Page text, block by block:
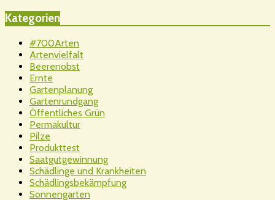
Kategorien
#700Arten
Artenvielfalt
Beerenobst
Ernte
Gartenplanung
Gartenrundgang
Öffentliches Grün
Permakultur
Pilze
Produkttest
Saatgutgewinnung
Schädlinge und Krankheiten
Schädlingsbekämpfung
Sonnengarten